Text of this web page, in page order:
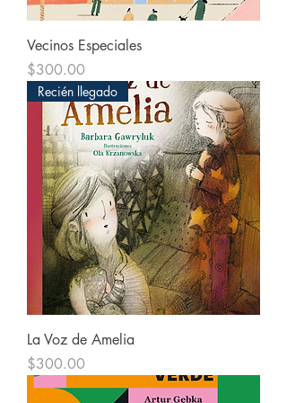
Vecinos Especiales
Precio
$300.00
Recién llegado
La Voz de Amelia
Precio
$300.00